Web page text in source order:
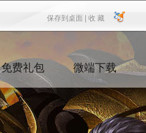
保存到桌面 |
保存到桌面 收 藏
收 藏
免费礼包 微端下载
DOWNLOAD